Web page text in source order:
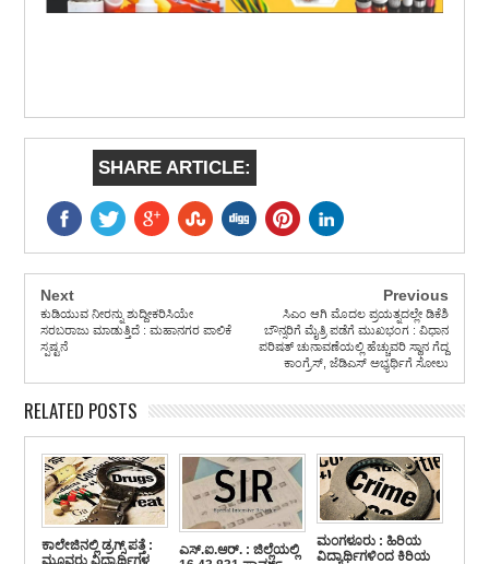
SHARE ARTICLE:
Next
ಕುಡಿಯುವ ನೀರನ್ನು ಶುದ್ದೀಕರಿಸಿಯೇ
ಸರಬರಾಜು ಮಾಡುತ್ತಿದೆ : ಮಹಾನಗರ ಪಾಲಿಕೆ
ಸ್ಪಷ್ಟನೆ
Previous
ಸಿಎಂ ಆಗಿ ಮೊದಲ ಪ್ರಯತ್ನದಲ್ಲೇ ಡಿಕೆಶಿ
ಬೌನ್ಸರಿಗೆ ಮೈತ್ರಿ ಪಡೆಗೆ ಮುಖಭಂಗ : ವಿಧಾನ
ಪರಿಷತ್ ಚುನಾವಣೆಯಲ್ಲಿ ಹೆಚ್ಚುವರಿ ಸ್ಥಾನ ಗೆದ್ದ
ಕಾಂಗ್ರೆಸ್, ಜೆಡಿಎಸ್ ಅಭ್ಯರ್ಥಿಗೆ ಸೋಲು
RELATED POSTS
ಕಾಲೇಜಿನಲ್ಲಿ ಡ್ರಗ್ಸ್ ಪತ್ತೆ :
ಮೂವರು ವಿದ್ಯಾರ್ಥಿಗಳ
ಎಸ್.ಐ.ಆರ್. : ಜಿಲ್ಲೆಯಲ್ಲಿ
ಮಂಗಳೂರು : ಹಿರಿಯ
ವಿದ್ಯಾರ್ಥಿಗಳಿಂದ ಕಿರಿಯ